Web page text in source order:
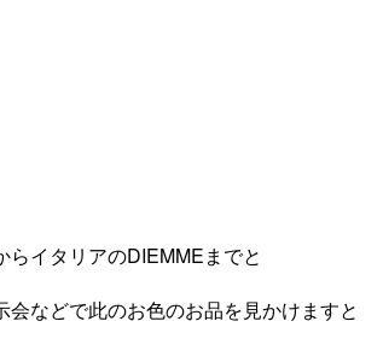
イタリアのDIEMMEまでと
などで此のお色のお品を見かけますと